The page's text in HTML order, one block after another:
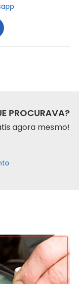
PROCURAVA?
agora mesmo!